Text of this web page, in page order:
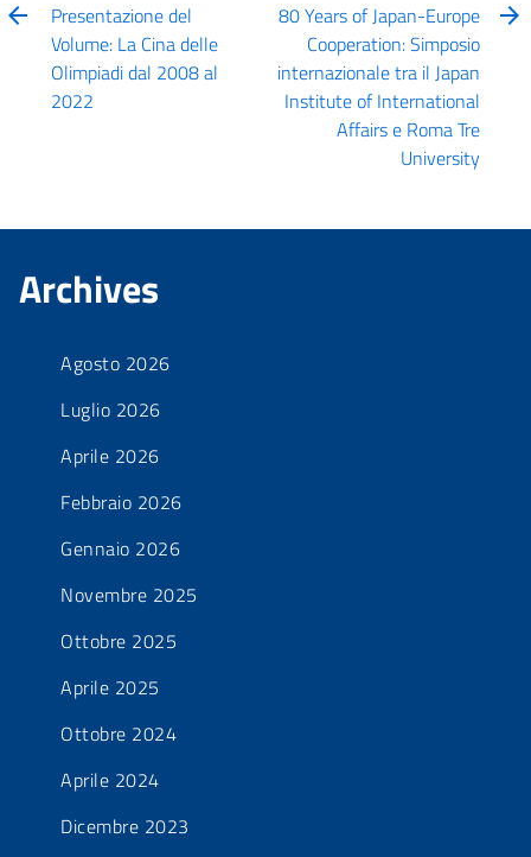
Presentazione del
Volume: La Cina delle
Olimpiadi dal 2008 al
2022
80 Years of Japan-Europe
Cooperation: Simposio
internazionale tra il Japan
Institute of International
Affairs e Roma Tre
University
Archives
Agosto 2026
Luglio 2026
Aprile 2026
Febbraio 2026
Gennaio 2026
Novembre 2025
Ottobre 2025
Aprile 2025
Ottobre 2024
Aprile 2024
Dicembre 2023